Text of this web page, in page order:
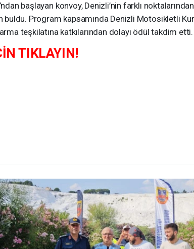
başlayan konvoy, Denizli’nin farklı
buldu. Program kapsamında Denizli Motosikletli
teşkilatına katkılarından dolayı ödül takdim etti.
TIKLAYIN!